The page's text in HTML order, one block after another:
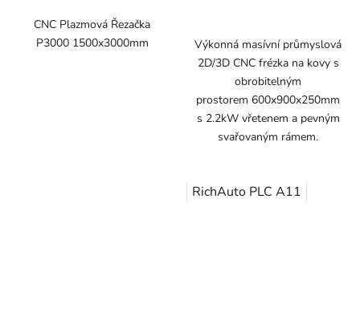
CNC Plazmová Řezačka
P3000 1500x3000mm
Výkonná masívní průmyslová
2D/3D CNC frézka na kovy s
obrobitelným
prostorem 600x900x250mm
s 2.2kW vřetenem a pevným
svařovaným rámem.
RichAuto PLC A11